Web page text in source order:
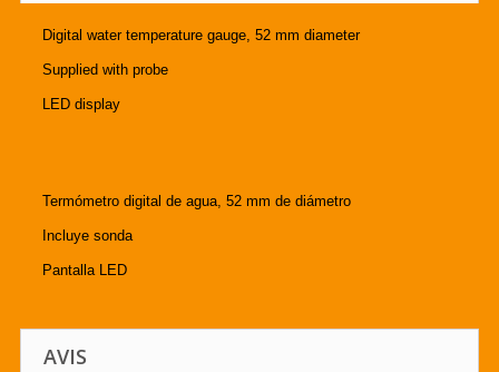
Digital water temperature gauge, 52 mm diameter
Supplied with probe
LED display
Termómetro digital de agua, 52 mm de diámetro
Incluye sonda
Pantalla LED
AVIS